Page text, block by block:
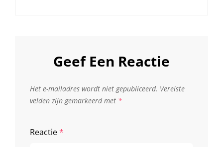
Geef Een Reactie
Het e-mailadres wordt niet gepubliceerd. Vereiste
velden zijn gemarkeerd met *
Reactie*